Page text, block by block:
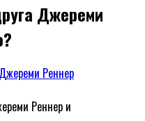
Джереми
Реннер и